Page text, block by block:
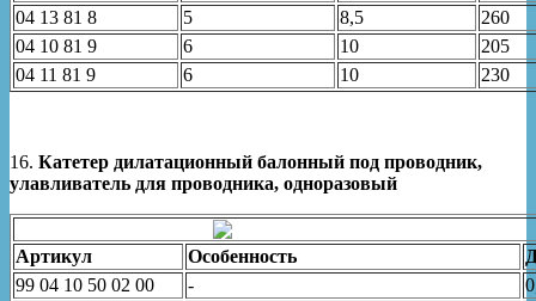
04 13 81 8
5 8,5
260
04 10 81 9
6 10
205
04 11 81 9
6 10 230
16. Катетер дилатационный балонный под проводник,
улавливатель для проводника, одноразовый
Артикул Особенность
99 04 10 50 02 00
-